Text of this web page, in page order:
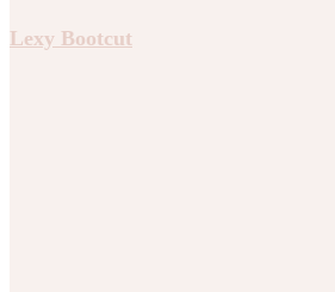
Lexy Bootcut